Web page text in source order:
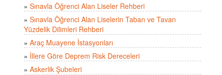
» Sınavla Öğrenci Alan Liseler Rehberi
» Sınavla Öğrenci Alan Liselerin Taban ve Tavan
Yüzdelik Dilimleri Rehberi
» Araç Muayene İstasyonları
» İllere Göre Deprem Risk Dereceleri
» Askerlik Şubeleri